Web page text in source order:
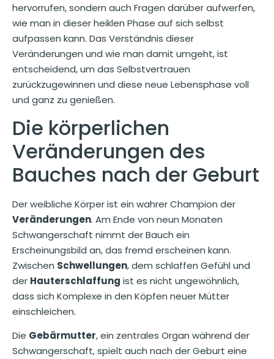
hervorrufen, sondern auch Fragen darüber aufwerfen,
wie man in dieser heiklen Phase auf sich selbst
aufpassen kann. Das Verständnis dieser
Veränderungen und wie man damit umgeht, ist
entscheidend, um das Selbstvertrauen
zurückzugewinnen und diese neue Lebensphase voll
und ganz zu genießen.
Die körperlichen
Veränderungen des
Bauches nach der Geburt
Der weibliche Körper ist ein wahrer Champion der
Veränderungen. Am Ende von neun Monaten
Schwangerschaft nimmt der Bauch ein
Erscheinungsbild an, das fremd erscheinen kann.
Zwischen Schwellungen, dem schlaffen Gefühl und
der Hauterschlaffung ist es nicht ungewöhnlich,
dass sich Komplexe in den Köpfen neuer Mütter
einschleichen.
Die Gebärmutter, ein zentrales Organ während der
Schwangerschaft, spielt auch nach der Geburt eine